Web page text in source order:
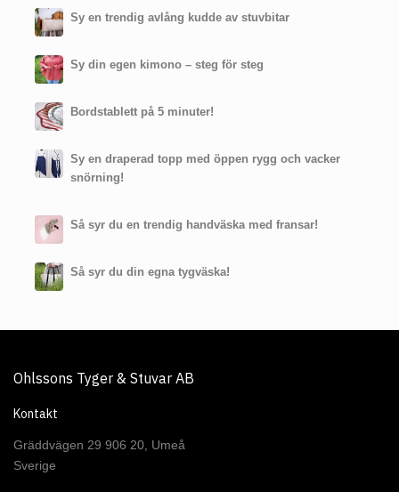
Sy en trendig avlång kudde av stuvbitar
Sy din egen kimono – steg för steg
Bordstablett på 5 minuter!
Sy en draperad topp med öppen rygg och vacker
snörning!
Så syr du en trendig handväska med fransar!
Så syr du din egna tygväska!
Ohlssons Tyger & Stuvar AB
Kontakt
Gräddvägen 29 906 20, Umeå
Sverige